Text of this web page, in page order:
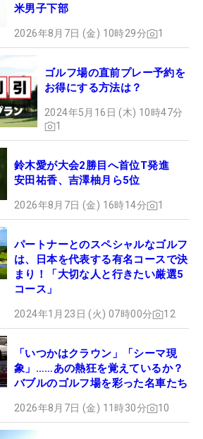
米男子下部
2026年8月7日 (金) 10時29分 1
ゴルフ場の直前プレー予約を
お得にする方法は？
2024年5月16日 (木) 10時47分
1
鈴木愛が大会2勝目へ首位T発進
安田祐香、吉澤柚月ら5位
2026年8月7日 (金) 16時14分 1
パートナーとのスペシャルなゴルフ
は、日本を代表する有名コースで決
まり！「大切な人と行きたい厳選5
コース」
2024年1月23日 (火) 07時00分 12
「いつかはクラウン」「シーマ現
象」……あの熱狂を覚えているか？
バブルのゴルフ場を彩った名車たち
2026年8月7日 (金) 11時30分 10